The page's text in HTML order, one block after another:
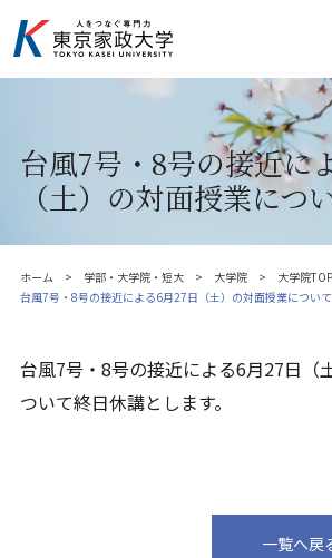
台風7号・8号の接近に
（土）の対面授業につ
ホーム 学部・大学院・短大 大学院
大学院
台風7号・8号の接近による6月27日（土）の対面授業について
台風7号・8号の接近による6月27日（
ついて終日休講とします。
一覧へ戻